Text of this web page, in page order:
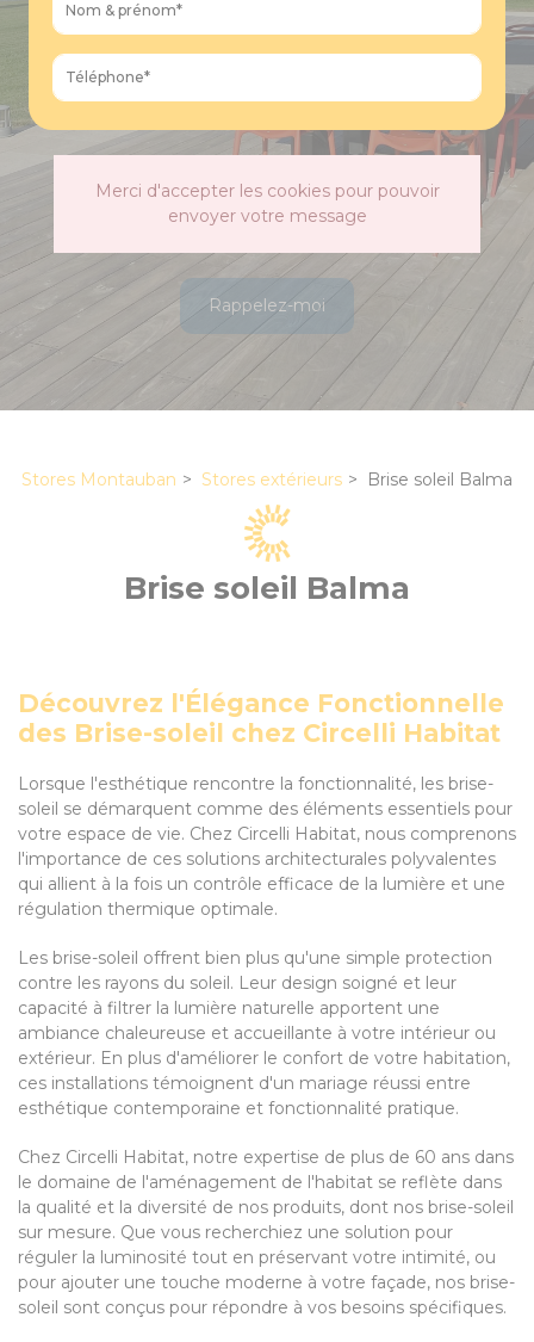
Merci d'accepter les cookies pour pouvoir
envoyer votre message
Rappelez-moi
Stores Montauban Stores extérieurs Brise soleil Balma
Brise soleil Balma
Découvrez l'Élégance Fonctionnelle
des Brise-soleil chez Circelli Habitat
Lorsque l'esthétique rencontre la fonctionnalité, les brise-
soleil se démarquent comme des éléments essentiels pour
votre espace de vie. Chez Circelli Habitat, nous comprenons
l'importance de ces solutions architecturales polyvalentes
qui allient à la fois un contrôle efficace de la lumière et une
régulation thermique optimale.
Les brise-soleil offrent bien plus qu'une simple protection
contre les rayons du soleil. Leur design soigné et leur
capacité à filtrer la lumière naturelle apportent une
ambiance chaleureuse et accueillante à votre intérieur ou
extérieur. En plus d'améliorer le confort de votre habitation,
ces installations témoignent d'un mariage réussi entre
esthétique contemporaine et fonctionnalité pratique.
Chez Circelli Habitat, notre expertise de plus de 60 ans dans
le domaine de l'aménagement de l'habitat se reflète dans
la qualité et la diversité de nos produits, dont nos brise-soleil
sur mesure. Que vous recherchiez une solution pour
réguler la luminosité tout en préservant votre intimité, ou
pour ajouter une touche moderne à votre façade, nos brise-
soleil sont conçus pour répondre à vos besoins spécifiques.